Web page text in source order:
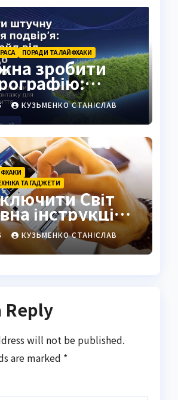
ПОРАДИ ТА ЛАЙФХАКИ
зробити
гід для
КУЗЬМЕНКО СТАНІСЛАВ
ТА ГАДЖЕТИ
Світ
інструкція
КУЗЬМЕНКО СТАНІСЛАВ
Reply
will not be published.
are marked *